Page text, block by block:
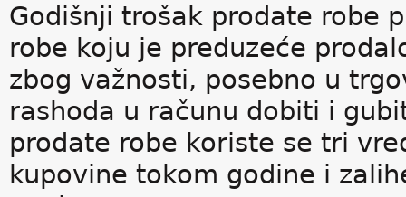
Godišnji trošak prodate robe
robe koju je preduzeće
zbog važnosti, posebno u
rashoda u računu dobiti i
prodate robe koriste se tri
kupovine tokom godine i